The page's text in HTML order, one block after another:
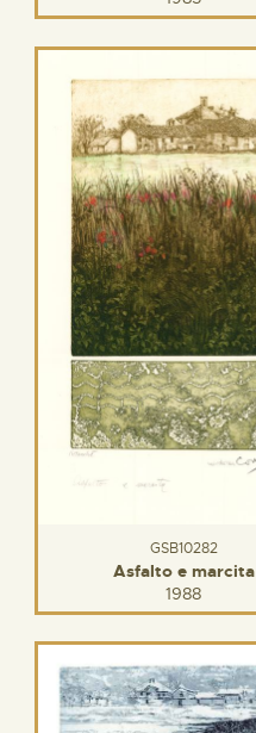
GSB10282
Asfalto e marcita
1988